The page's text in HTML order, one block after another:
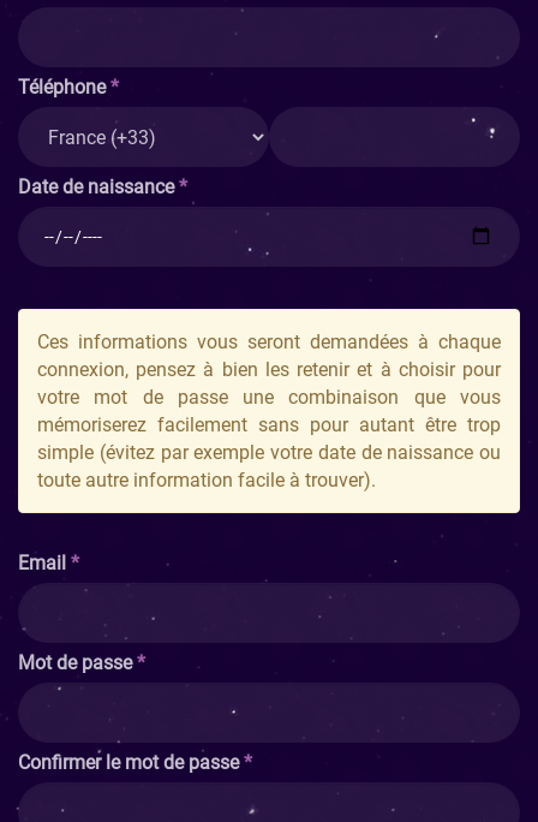
téléphone
date de naissance
Ces informations vous seront demandées à chaque
connexion, pensez à bien les retenir et à choisir pour
votre mot de passe une combinaison que vous
mémoriserez facilement sans pour autant être trop
simple (évitez par exemple votre date de naissance ou
toute autre information facile à trouver).
email
Mot de passe
Confirmer le mot de passe